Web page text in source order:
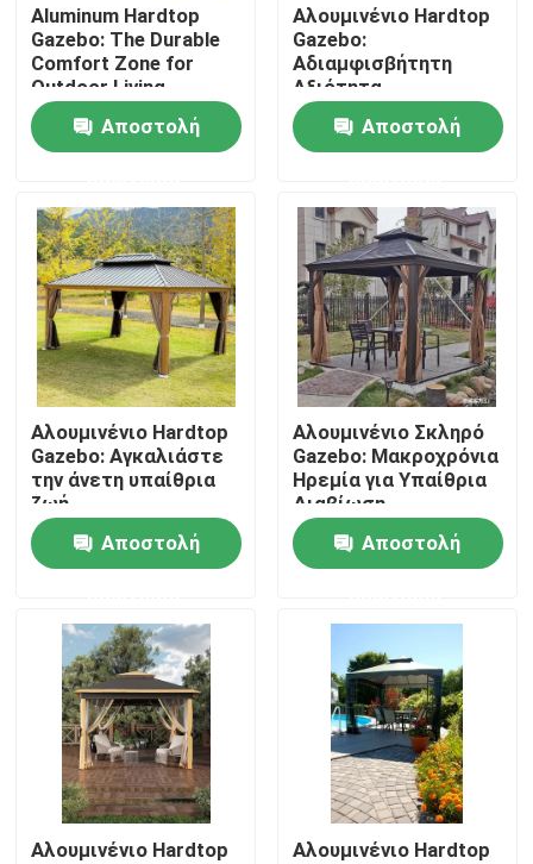
Προϊόντα
Περίπου εμείς
Γύρος εργοστασίων
Ποιοτικός έλεγχος
Μας ελάτε σε επαφή με
Ειδήσεις
Ζητήστε ένα απόσπασμα
Πέργκολα Patio αργιλίου
Πέργκολα Louvered αργιλίου
Aluminum Hardtop
Gazebo: The Durable
Comfort Zone for
Outdoor Living
Αποστολή
Αλουμινένιο Hardtop
Gazebo:
Αδιαμφισβήτητη
Αξιότητα
Εμπιστοσύνης για
τον Εξωτερικό Σας
Χώρο
Αποστολή
Αλουμινένιο Hardtop
Gazebo: Αγκαλιάστε
την άνετη υπαίθρια
ζωή
Αποστολή
Αλουμινένιο Σκληρό
Gazebo: Μακροχρόνια
Ηρεμία για Υπαίθρια
Διαβίωση
Αποστολή
Αλουμινένιο Hardtop
Αλουμινένιο Hardtop